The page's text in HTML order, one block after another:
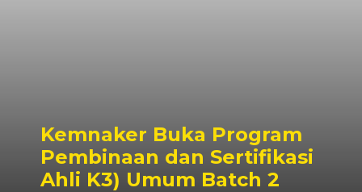
Kemnaker Buka Program
Pembinaan dan Sertifikasi
Ahli K3) Umum Batch 2